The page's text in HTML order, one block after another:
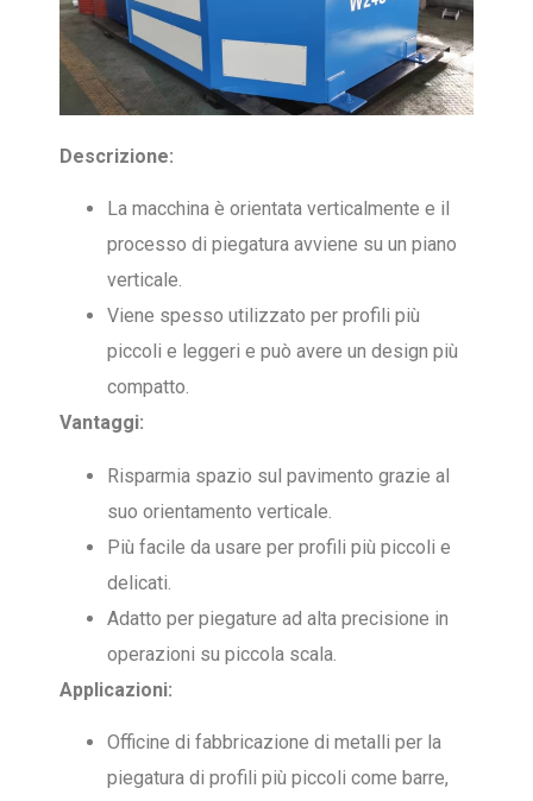
Descrizione:
La macchina è orientata verticalmente e il
processo di piegatura avviene su un piano
verticale.
Viene spesso utilizzato per profili più
piccoli e leggeri e può avere un design più
compatto.
Vantaggi:
Risparmia spazio sul pavimento grazie al
suo orientamento verticale.
Più facile da usare per profili più piccoli e
delicati.
Adatto per piegature ad alta precisione in
operazioni su piccola scala.
Applicazioni:
Officine di fabbricazione di metalli per la
piegatura di profili più piccoli come barre,